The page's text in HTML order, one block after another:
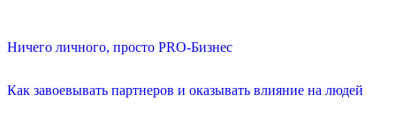
Ничего личного, просто PRO-Бизнес
Как завоевывать партнеров и оказывать влияние на людей